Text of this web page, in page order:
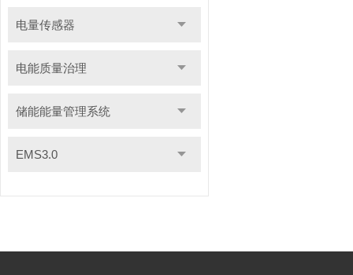
电量传感器
电能质量治理
储能能量管理系统
EMS3.0